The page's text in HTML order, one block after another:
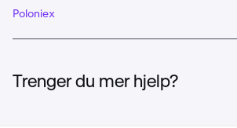
Poloniex
Trenger du mer hjelp?